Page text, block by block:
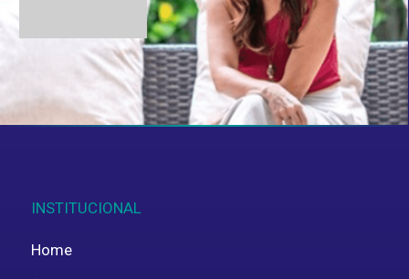
Aceito fornecer estes dados pessoais para
uso interno, em concordância com apolítica de
privacidade.
ENVIAR
INSTITUCIONAL
Home